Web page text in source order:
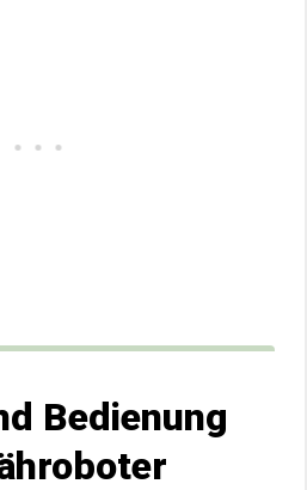
Bedienung